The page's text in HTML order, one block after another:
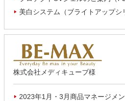
美白システム（ブライトアップシ
株式会社メディキューブ様
2023年1月・3月商品マネージメ